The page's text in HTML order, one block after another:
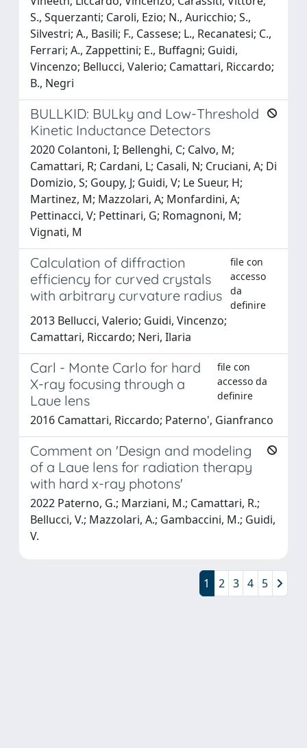
S., Squerzanti; Caroli, Ezio; N., Auricchio; S.,
Silvestri; A., Basili; F., Cassese; L., Recanatesi; C.,
Ferrari; A., Zappettini; E., Buffagni; Guidi,
Vincenzo; Bellucci, Valerio; Camattari, Riccardo;
B., Negri
BULLKID: BULky and Low-Threshold
Kinetic Inductance Detectors
2020 Colantoni, I; Bellenghi, C; Calvo, M;
Camattari, R; Cardani, L; Casali, N; Cruciani, A; Di
Domizio, S; Goupy, J; Guidi, V; Le Sueur, H;
Martinez, M; Mazzolari, A; Monfardini, A;
Pettinacci, V; Pettinari, G; Romagnoni, M;
Vignati, M
Calculation of diffraction
efficiency for curved crystals
with arbitrary curvature radius
file con
accesso
da
definire
2013 Bellucci, Valerio; Guidi, Vincenzo;
Camattari, Riccardo; Neri, Ilaria
Carl - Monte Carlo for hard
X-ray focusing through a
Laue lens
file con
accesso da
definire
2016 Camattari, Riccardo; Paterno', Gianfranco
Comment on 'Design and modeling
of a Laue lens for radiation therapy
with hard x-ray photons'
2022 Paterno, G.; Marziani, M.; Camattari, R.;
Bellucci, V.; Mazzolari, A.; Gambaccini, M.; Guidi,
V.
1 2 3 4 5